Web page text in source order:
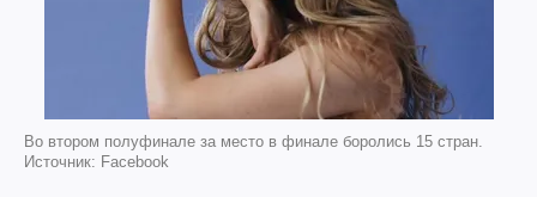
Во втором полуфинале за место в финале боролись 15 стран.
Источник: Facebook